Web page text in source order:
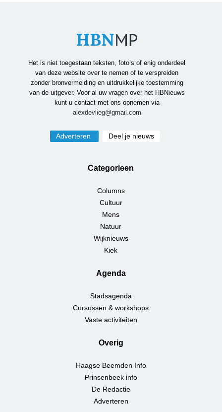
Het is niet toegestaan teksten, foto’s of enig onderdeel
van deze website over te nemen of te verspreiden
zonder bronvermelding en uitdrukkelijke toestemming
van de uitgever. Voor al uw vragen over het HBNieuws
kunt u contact met ons opnemen via
alexdevlieg@gmail.com
Adverteren Deel je nieuws
Categorieen
Columns
Cultuur
Mens
Natuur
Wijknieuws
Kiek
Agenda
Stadsagenda
Cursussen & workshops
Vaste activiteiten
Overig
Haagse Beemden Info
Prinsenbeek info
De Redactie
Adverteren